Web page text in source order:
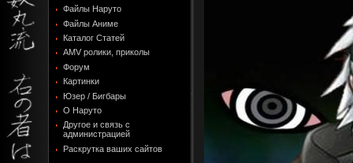
Файлы Наруто
Файлы Аниме
Каталог Статей
AMV ролики, приколы
Форум
Картинки
Юзер / Бигбары
О Наруто
Другое и связь с
администрацией
Раскрутка ваших сайтов